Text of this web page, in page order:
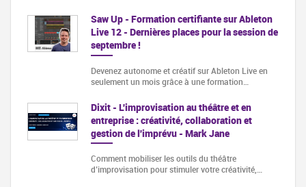
Saw Up - Formation certifiante sur Ableton
Live 12 - Dernières places pour la session de
septembre !
Devenez autonome et créatif sur Ableton Live en
seulement un mois grâce à une formation…
Dixit - L'improvisation au théâtre et en
entreprise : créativité, collaboration et
gestion de l'imprévu - Mark Jane
Comment mobiliser les outils du théâtre
d’improvisation pour stimuler votre créativité,…